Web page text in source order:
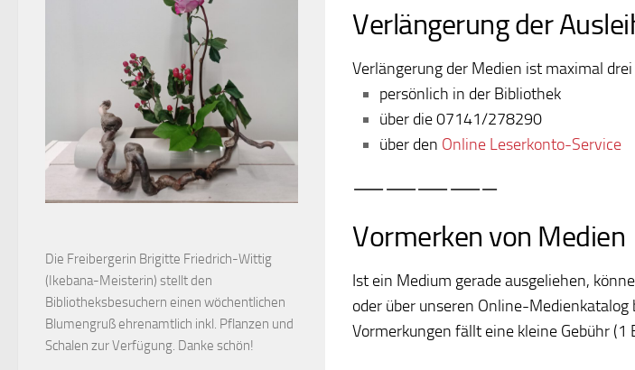
Verlängerung der
Verlängerung der Medien ist maximal
persönlich in der Bibliothek
über die 07141/278290
über den Online Leserkonto-Service
————–
Vormerken von Medien
Ist ein Medium gerade ausgeliehen,
oder über unseren Online-Medienkatalog
Vormerkungen fällt eine kleine Gebühr (1
Die Freibergerin Brigitte Friedrich-Wittig
(Ikebana-Meisterin) stellt den
Bibliotheksbesuchern einen wöchentlichen
Blumengruß ehrenamtlich inkl. Pflanzen und
Schalen zur Verfügung. Danke schön!